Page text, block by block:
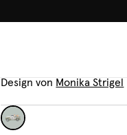
Bettwäsche
Design von Monika Strigel